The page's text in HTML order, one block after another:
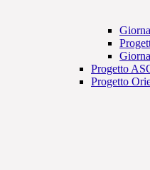
Progetto
Progetto